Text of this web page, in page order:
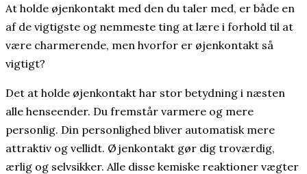
At holde øjenkontakt med den du taler med, er både en
af de vigtigste og nemmeste ting at lære i forhold til at
være charmerende, men hvorfor er øjenkontakt så
vigtigt?
Det at holde øjenkontakt har stor betydning i næsten
alle henseender. Du fremstår varmere og mere
personlig. Din personlighed bliver automatisk mere
attraktiv og vellidt. Øjenkontakt gør dig troværdig,
ærlig og selvsikker. Alle disse kemiske reaktioner vægter